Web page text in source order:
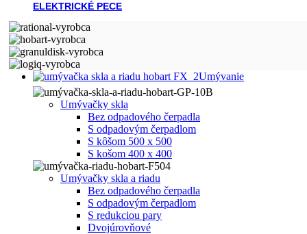
ELEKTRICKÉ PECE
Umývanie
Umývačky skla
Bez odpadového čerpadla
S odpadovým čerpadlom
S kôšom 500 x 500
S košom 400 x 400
Umývačky skla a riadu
Bez odpadového čerpadla
S odpadovým čerpadlom
S redukciou pary
Dvojúrovňové